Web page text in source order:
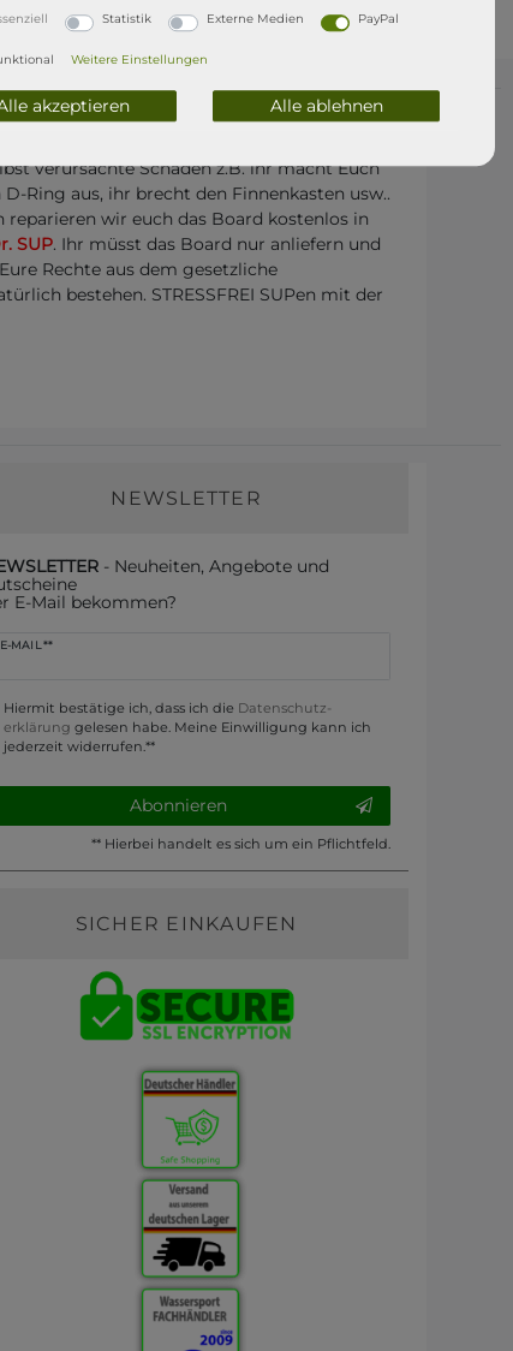
verursachte Schäden z.B. ihr macht Euch
Ring aus, ihr brecht den Finnenkasten usw..
reparieren wir euch das Board kostenlos in
SUP. Ihr müsst das Board nur anliefern und
Rechte aus dem gesetzliche
bestehen. STRESSFREI SUPen mit der
NEWSLETTER
- Neuheiten, Angebote und
E-Mail bekommen?
E-MAIL **
Hiermit bestätige ich, dass ich die Daten­schutz­
erklärung gelesen habe. Meine Einwilligung kann ich
jederzeit widerrufen.**
Abonnieren
** Hierbei handelt es sich um ein Pflichtfeld.
SICHER EINKAUFEN
Statistik Externe Medien PayPal
Weitere Einstellungen
akzeptieren Alle ablehnen